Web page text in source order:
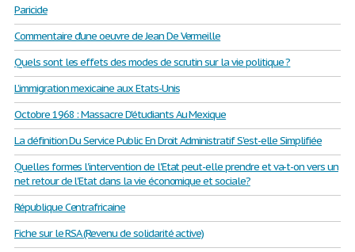
Paricide
Commentaire d'une oeuvre de Jean De Vermeille
Quels sont les effets des modes de scrutin sur la vie politique ?
L’immigration mexicaine aux Etats-Unis
Octobre 1968 : Massacre D'étudiants Au Mexique
La définition Du Service Public En Droit Administratif S'est-elle Simplifiée
Quelles formes l'intervention de l'Etat peut-elle prendre et va-t-on vers un
net retour de l'Etat dans la vie économique et sociale?
République Centrafricaine
Fiche sur le RSA (Revenu de solidarité active)